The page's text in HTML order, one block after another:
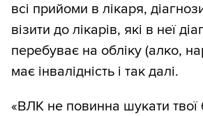
всі прийоми в лікаря,
візити до лікарів, які в неї
перебуває на обліку (алко,
має інвалідність і так далі.
«ВЛК не повинна шукати